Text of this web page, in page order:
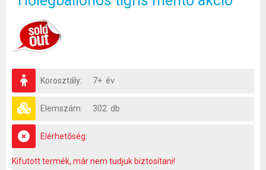
Korosztály: 7+ év
Elemszám: 302 db
Elérhetőség:
Kifutott termék, már nem tudjuk biztosítani!